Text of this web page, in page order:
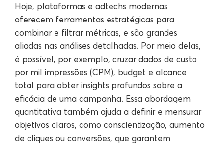
Hoje, plataformas e adtechs modernas
oferecem ferramentas estratégicas para
combinar e filtrar métricas, e são grandes
aliadas nas análises detalhadas. Por meio delas,
é possível, por exemplo, cruzar dados de custo
por mil impressões (CPM), budget e alcance
total para obter insights profundos sobre a
eficácia de uma campanha. Essa abordagem
quantitativa também ajuda a definir e mensurar
objetivos claros, como conscientização, aumento
de cliques ou conversões, que garantem